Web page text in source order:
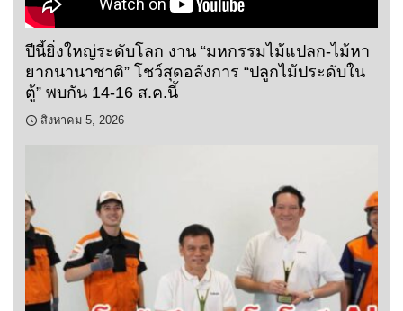
ปีนี้ยิ่งใหญ่ระดับโลก งาน “มหกรรมไม้แปลก-ไม้หา
ยากนานาชาติ” โชว์สุดอลังการ “ปลูกไม้ประดับใน
ตู้” พบกัน 14-16 ส.ค.นี้
สิงหาคม 5, 2026